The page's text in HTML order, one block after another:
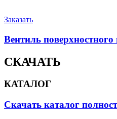
Заказать
Вентиль
СКАЧАТЬ
КАТАЛОГ
Скачать каталог